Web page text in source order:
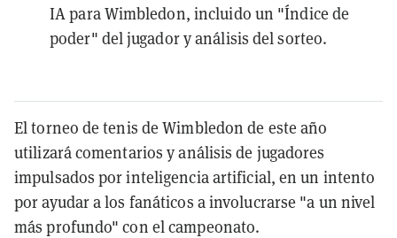
IA para Wimbledon, incluido un "Índice de
poder" del jugador y análisis del sorteo.
El torneo de tenis de Wimbledon de este año
utilizará comentarios y análisis de jugadores
impulsados por inteligencia artificial, en un intento
por ayudar a los fanáticos a involucrarse "a un nivel
más profundo" con el campeonato.